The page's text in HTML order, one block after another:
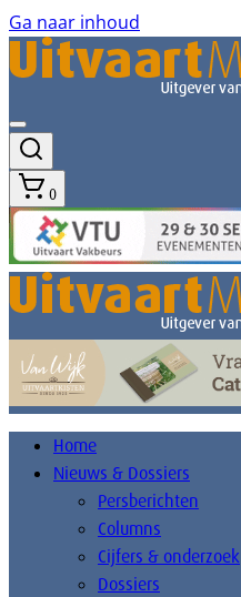
Ga naar inhoud
0
Home
Nieuws & Dossiers
Persberichten
Columns
Cijfers & onderzoek
Dossiers